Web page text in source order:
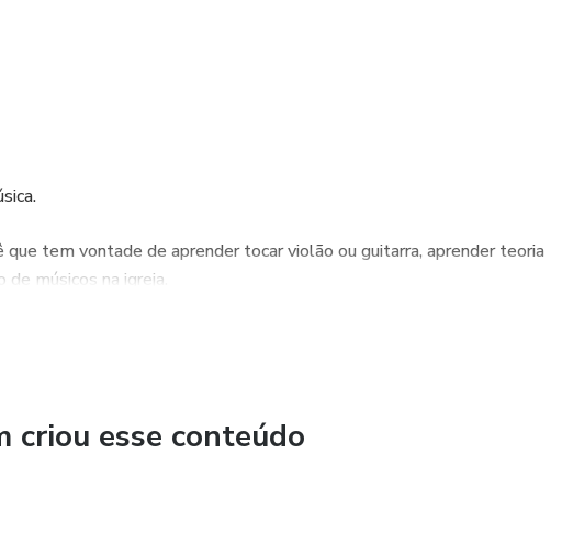
que tem vontade de aprender tocar violão ou guitarra, aprender teoria
músicos na igreja.
sonho de se ingressar na música de alguma forma. O lucro é
criou esse conteúdo